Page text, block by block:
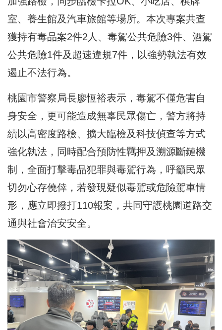
室、養生館及汽車旅館等場所。本次專案共查
獲持有毒品案2件2人、毒駕公共危險3件、酒駕
公共危險1件及超速違規7件，以強勢執法有效
遏止不法行為。
桃園市警察局長廖恆裕表示，毒駕不僅危害自
身安全，更可能造成無辜民眾傷亡，警方將持
續以高密度路檢、擴大臨檢及科技偵查等方式
強化執法，同時配合預防性羈押及溯源斷鏈機
制，全面打擊毒品犯罪與毒駕行為，呼籲民眾
切勿心存僥倖，若發現疑似毒駕或危險駕車情
形，應立即撥打110報案，共同守護桃園道路交
通與社會治安安全。